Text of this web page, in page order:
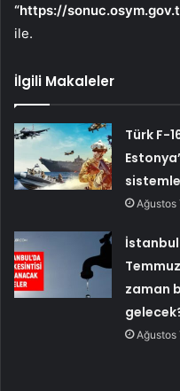
“https://
ile.
İlgili Makaleler
Türk F-
Ağustos
İstanbul
zaman
Ağustos